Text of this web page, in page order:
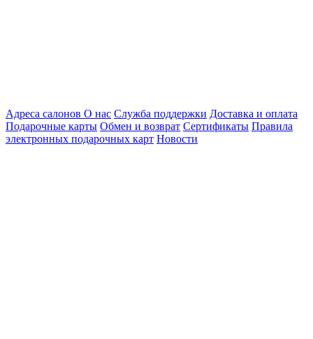
Адреса салонов О нас Служба поддержки Доставка и оплата
Подарочные карты Обмен и возврат Сертификаты Правила
электронных подарочных карт Новости